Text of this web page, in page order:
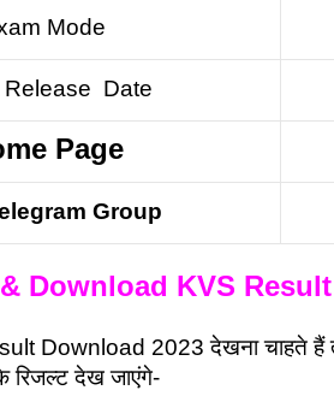
Mode
Release Date
Page
Group
Download KVS
Download 2023 देखना चाहते हैं तो
देख जाएंगे-